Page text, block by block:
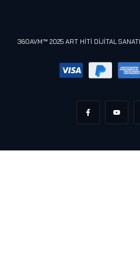
360AVM™ 2025 ART HİTİ DİJİTAL